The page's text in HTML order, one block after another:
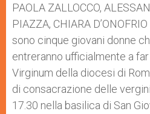
PAOLA ZALLOCCO,
PIAZZA, CHIARA
sono cinque giovani donne
entreranno ufficialmente a far
Virginum della diocesi di
di consacrazione delle
17.30 nella basilica di San